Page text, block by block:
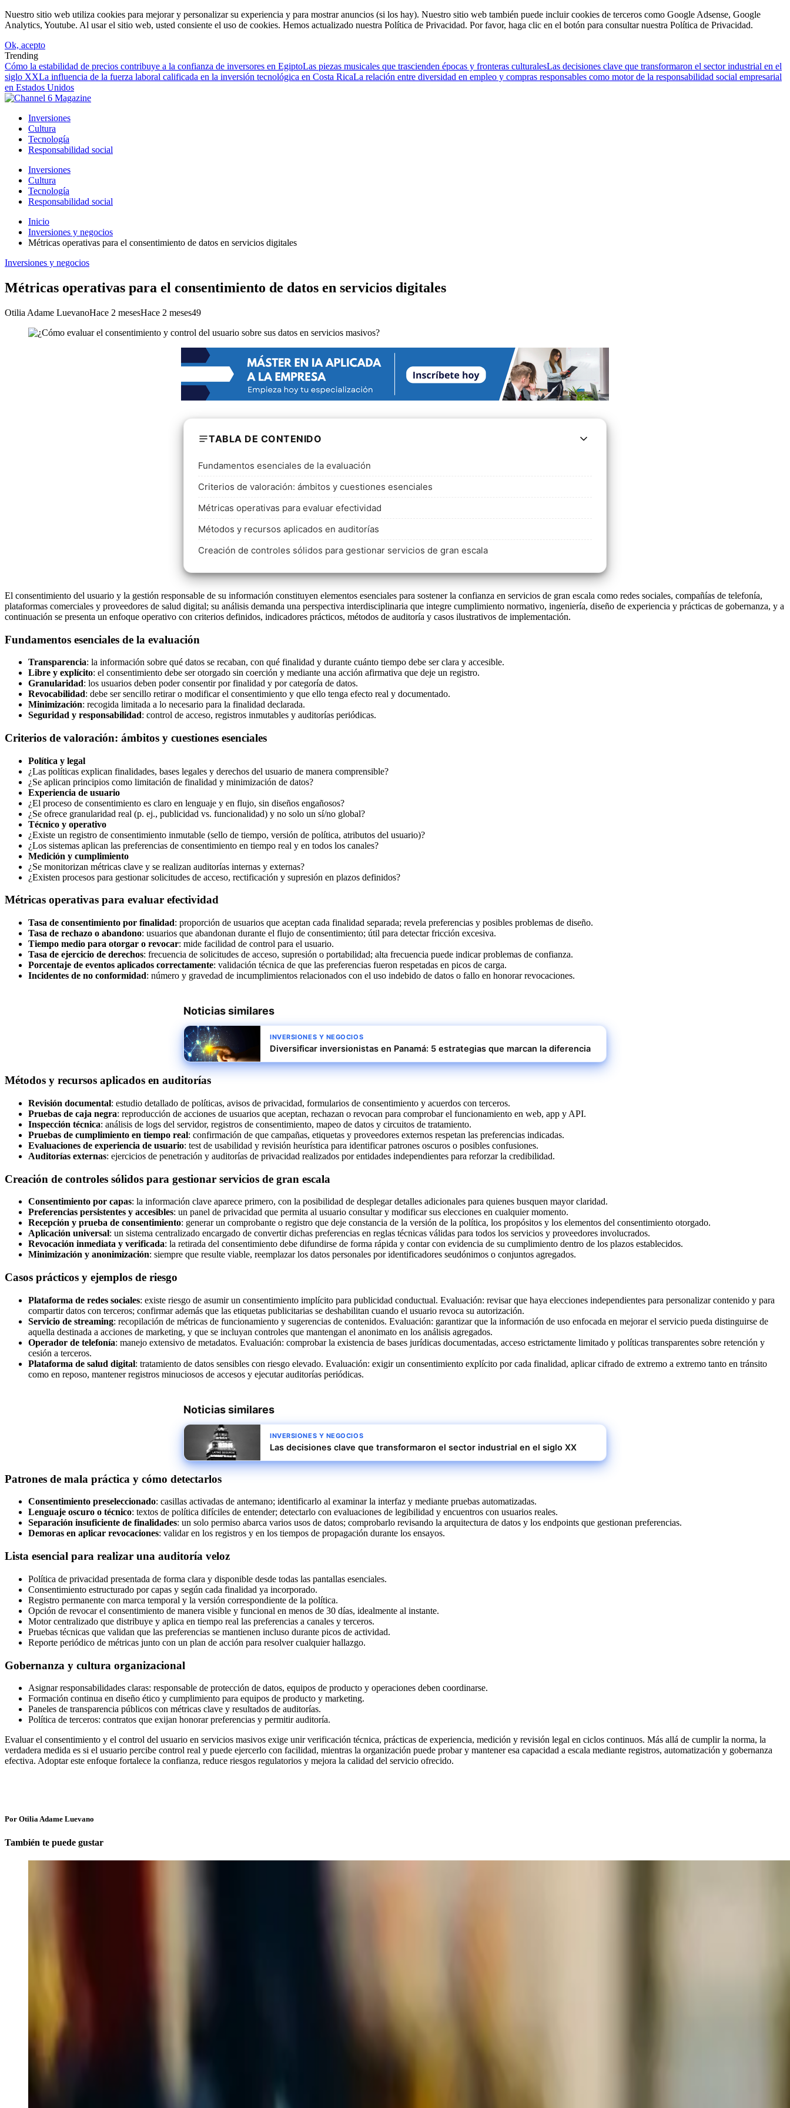
Nuestro sitio web utiliza cookies para mejorar y personalizar su experiencia y para mostrar anuncios (si los hay). Nuestro sitio web también puede incluir cookies de terceros como Google Adsense, Google
Analytics, Youtube. Al usar el sitio web, usted consiente el uso de cookies. Hemos actualizado nuestra Política de Privacidad. Por favor, haga clic en el botón para consultar nuestra Política de Privacidad.
Ok, acepto
Trending
Cómo la estabilidad de precios contribuye a la confianza de inversores en EgiptoLas piezas musicales que trascienden épocas y fronteras culturalesLas decisiones clave que transformaron el sector industrial en el
siglo XXLa influencia de la fuerza laboral calificada en la inversión tecnológica en Costa RicaLa relación entre diversidad en empleo y compras responsables como motor de la responsabilidad social empresarial
en Estados Unidos
Inversiones
Cultura
Tecnología
Responsabilidad social
Inversiones
Cultura
Tecnología
Responsabilidad social
Inicio
Inversiones y negocios
Métricas operativas para el consentimiento de datos en servicios digitales
Inversiones y negocios
Métricas operativas para el consentimiento de datos en servicios digitales
Otilia Adame LuevanoHace 2 mesesHace 2 meses49
TABLA DE CONTENIDO
Fundamentos esenciales de la evaluación
Criterios de valoración: ámbitos y cuestiones esenciales
Métricas operativas para evaluar efectividad
Métodos y recursos aplicados en auditorías
Creación de controles sólidos para gestionar servicios de gran escala
El consentimiento del usuario y la gestión responsable de su información constituyen elementos esenciales para sostener la confianza en servicios de gran escala como redes sociales, compañías de telefonía,
plataformas comerciales y proveedores de salud digital; su análisis demanda una perspectiva interdisciplinaria que integre cumplimiento normativo, ingeniería, diseño de experiencia y prácticas de gobernanza, y a
continuación se presenta un enfoque operativo con criterios definidos, indicadores prácticos, métodos de auditoría y casos ilustrativos de implementación.
Fundamentos esenciales de la evaluación
Transparencia: la información sobre qué datos se recaban, con qué finalidad y durante cuánto tiempo debe ser clara y accesible.
Libre y explícito: el consentimiento debe ser otorgado sin coerción y mediante una acción afirmativa que deje un registro.
Granularidad: los usuarios deben poder consentir por finalidad y por categoría de datos.
Revocabilidad: debe ser sencillo retirar o modificar el consentimiento y que ello tenga efecto real y documentado.
Minimización: recogida limitada a lo necesario para la finalidad declarada.
Seguridad y responsabilidad: control de acceso, registros inmutables y auditorías periódicas.
Criterios de valoración: ámbitos y cuestiones esenciales
Política y legal
¿Las políticas explican finalidades, bases legales y derechos del usuario de manera comprensible?
¿Se aplican principios como limitación de finalidad y minimización de datos?
Experiencia de usuario
¿El proceso de consentimiento es claro en lenguaje y en flujo, sin diseños engañosos?
¿Se ofrece granularidad real (p. ej., publicidad vs. funcionalidad) y no solo un sí/no global?
Técnico y operativo
¿Existe un registro de consentimiento inmutable (sello de tiempo, versión de política, atributos del usuario)?
¿Los sistemas aplican las preferencias de consentimiento en tiempo real y en todos los canales?
Medición y cumplimiento
¿Se monitorizan métricas clave y se realizan auditorías internas y externas?
¿Existen procesos para gestionar solicitudes de acceso, rectificación y supresión en plazos definidos?
Métricas operativas para evaluar efectividad
Tasa de consentimiento por finalidad: proporción de usuarios que aceptan cada finalidad separada; revela preferencias y posibles problemas de diseño.
Tasa de rechazo o abandono: usuarios que abandonan durante el flujo de consentimiento; útil para detectar fricción excesiva.
Tiempo medio para otorgar o revocar: mide facilidad de control para el usuario.
Tasa de ejercicio de derechos: frecuencia de solicitudes de acceso, supresión o portabilidad; alta frecuencia puede indicar problemas de confianza.
Porcentaje de eventos aplicados correctamente: validación técnica de que las preferencias fueron respetadas en picos de carga.
Incidentes de no conformidad: número y gravedad de incumplimientos relacionados con el uso indebido de datos o fallo en honorar revocaciones.
Noticias similares
INVERSIONES Y NEGOCIOS
Diversificar inversionistas en Panamá: 5 estrategias que marcan la diferencia
Métodos y recursos aplicados en auditorías
Revisión documental: estudio detallado de políticas, avisos de privacidad, formularios de consentimiento y acuerdos con terceros.
Pruebas de caja negra: reproducción de acciones de usuarios que aceptan, rechazan o revocan para comprobar el funcionamiento en web, app y API.
Inspección técnica: análisis de logs del servidor, registros de consentimiento, mapeo de datos y circuitos de tratamiento.
Pruebas de cumplimiento en tiempo real: confirmación de que campañas, etiquetas y proveedores externos respetan las preferencias indicadas.
Evaluaciones de experiencia de usuario: test de usabilidad y revisión heurística para identificar patrones oscuros o posibles confusiones.
Auditorías externas: ejercicios de penetración y auditorías de privacidad realizados por entidades independientes para reforzar la credibilidad.
Creación de controles sólidos para gestionar servicios de gran escala
Consentimiento por capas: la información clave aparece primero, con la posibilidad de desplegar detalles adicionales para quienes busquen mayor claridad.
Preferencias persistentes y accesibles: un panel de privacidad que permita al usuario consultar y modificar sus elecciones en cualquier momento.
Recepción y prueba de consentimiento: generar un comprobante o registro que deje constancia de la versión de la política, los propósitos y los elementos del consentimiento otorgado.
Aplicación universal: un sistema centralizado encargado de convertir dichas preferencias en reglas técnicas válidas para todos los servicios y proveedores involucrados.
Revocación inmediata y verificada: la retirada del consentimiento debe difundirse de forma rápida y contar con evidencia de su cumplimiento dentro de los plazos establecidos.
Minimización y anonimización: siempre que resulte viable, reemplazar los datos personales por identificadores seudónimos o conjuntos agregados.
Casos prácticos y ejemplos de riesgo
Plataforma de redes sociales: existe riesgo de asumir un consentimiento implícito para publicidad conductual. Evaluación: revisar que haya elecciones independientes para personalizar contenido y para
compartir datos con terceros; confirmar además que las etiquetas publicitarias se deshabilitan cuando el usuario revoca su autorización.
Servicio de streaming: recopilación de métricas de funcionamiento y sugerencias de contenidos. Evaluación: garantizar que la información de uso enfocada en mejorar el servicio pueda distinguirse de
aquella destinada a acciones de marketing, y que se incluyan controles que mantengan el anonimato en los análisis agregados.
Operador de telefonía: manejo extensivo de metadatos. Evaluación: comprobar la existencia de bases jurídicas documentadas, acceso estrictamente limitado y políticas transparentes sobre retención y
cesión a terceros.
Plataforma de salud digital: tratamiento de datos sensibles con riesgo elevado. Evaluación: exigir un consentimiento explícito por cada finalidad, aplicar cifrado de extremo a extremo tanto en tránsito
como en reposo, mantener registros minuciosos de accesos y ejecutar auditorías periódicas.
Noticias similares
INVERSIONES Y NEGOCIOS
Las decisiones clave que transformaron el sector industrial en el siglo XX
Patrones de mala práctica y cómo detectarlos
Consentimiento preseleccionado: casillas activadas de antemano; identificarlo al examinar la interfaz y mediante pruebas automatizadas.
Lenguaje oscuro o técnico: textos de política difíciles de entender; detectarlo con evaluaciones de legibilidad y encuentros con usuarios reales.
Separación insuficiente de finalidades: un solo permiso abarca varios usos de datos; comprobarlo revisando la arquitectura de datos y los endpoints que gestionan preferencias.
Demoras en aplicar revocaciones: validar en los registros y en los tiempos de propagación durante los ensayos.
Lista esencial para realizar una auditoría veloz
Política de privacidad presentada de forma clara y disponible desde todas las pantallas esenciales.
Consentimiento estructurado por capas y según cada finalidad ya incorporado.
Registro permanente con marca temporal y la versión correspondiente de la política.
Opción de revocar el consentimiento de manera visible y funcional en menos de 30 días, idealmente al instante.
Motor centralizado que distribuye y aplica en tiempo real las preferencias a canales y terceros.
Pruebas técnicas que validan que las preferencias se mantienen incluso durante picos de actividad.
Reporte periódico de métricas junto con un plan de acción para resolver cualquier hallazgo.
Gobernanza y cultura organizacional
Asignar responsabilidades claras: responsable de protección de datos, equipos de producto y operaciones deben coordinarse.
Formación continua en diseño ético y cumplimiento para equipos de producto y marketing.
Paneles de transparencia públicos con métricas clave y resultados de auditorías.
Política de terceros: contratos que exijan honorar preferencias y permitir auditoría.
Evaluar el consentimiento y el control del usuario en servicios masivos exige unir verificación técnica, prácticas de experiencia, medición y revisión legal en ciclos continuos. Más allá de cumplir la norma, la
verdadera medida es si el usuario percibe control real y puede ejercerlo con facilidad, mientras la organización puede probar y mantener esa capacidad a escala mediante registros, automatización y gobernanza
efectiva. Adoptar este enfoque fortalece la confianza, reduce riesgos regulatorios y mejora la calidad del servicio ofrecido.
Por Otilia Adame Luevano
También te puede gustar